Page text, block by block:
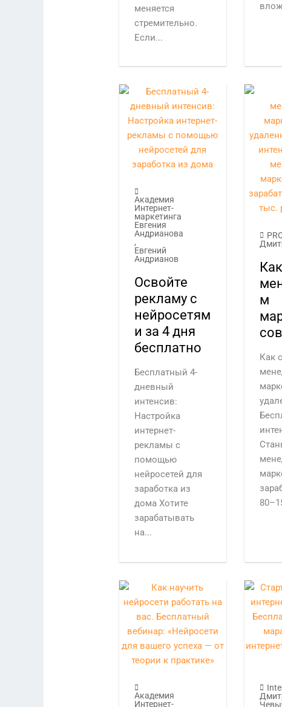
меняется
стремительно.
Если...
Академия
Интернет-
маркетинга
Евгения
Андрианова
,
Евгений
Андрианов
Освойте
рекламу с
нейросетям
и за 4 дня
бесплатно
Бесплатный 4-
дневный
интенсив:
Настройка
интернет-
рекламы с
помощью
нейросетей для
заработка из
дома Хотите
зарабатывать
на...
м
сов
Как
Академия
Интернет-